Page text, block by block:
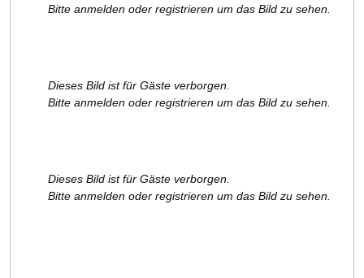
Bitte anmelden oder registrieren um das Bild zu sehen.
Dieses Bild ist für Gäste verborgen.
Bitte anmelden oder registrieren um das Bild zu sehen.
Dieses Bild ist für Gäste verborgen.
Bitte anmelden oder registrieren um das Bild zu sehen.